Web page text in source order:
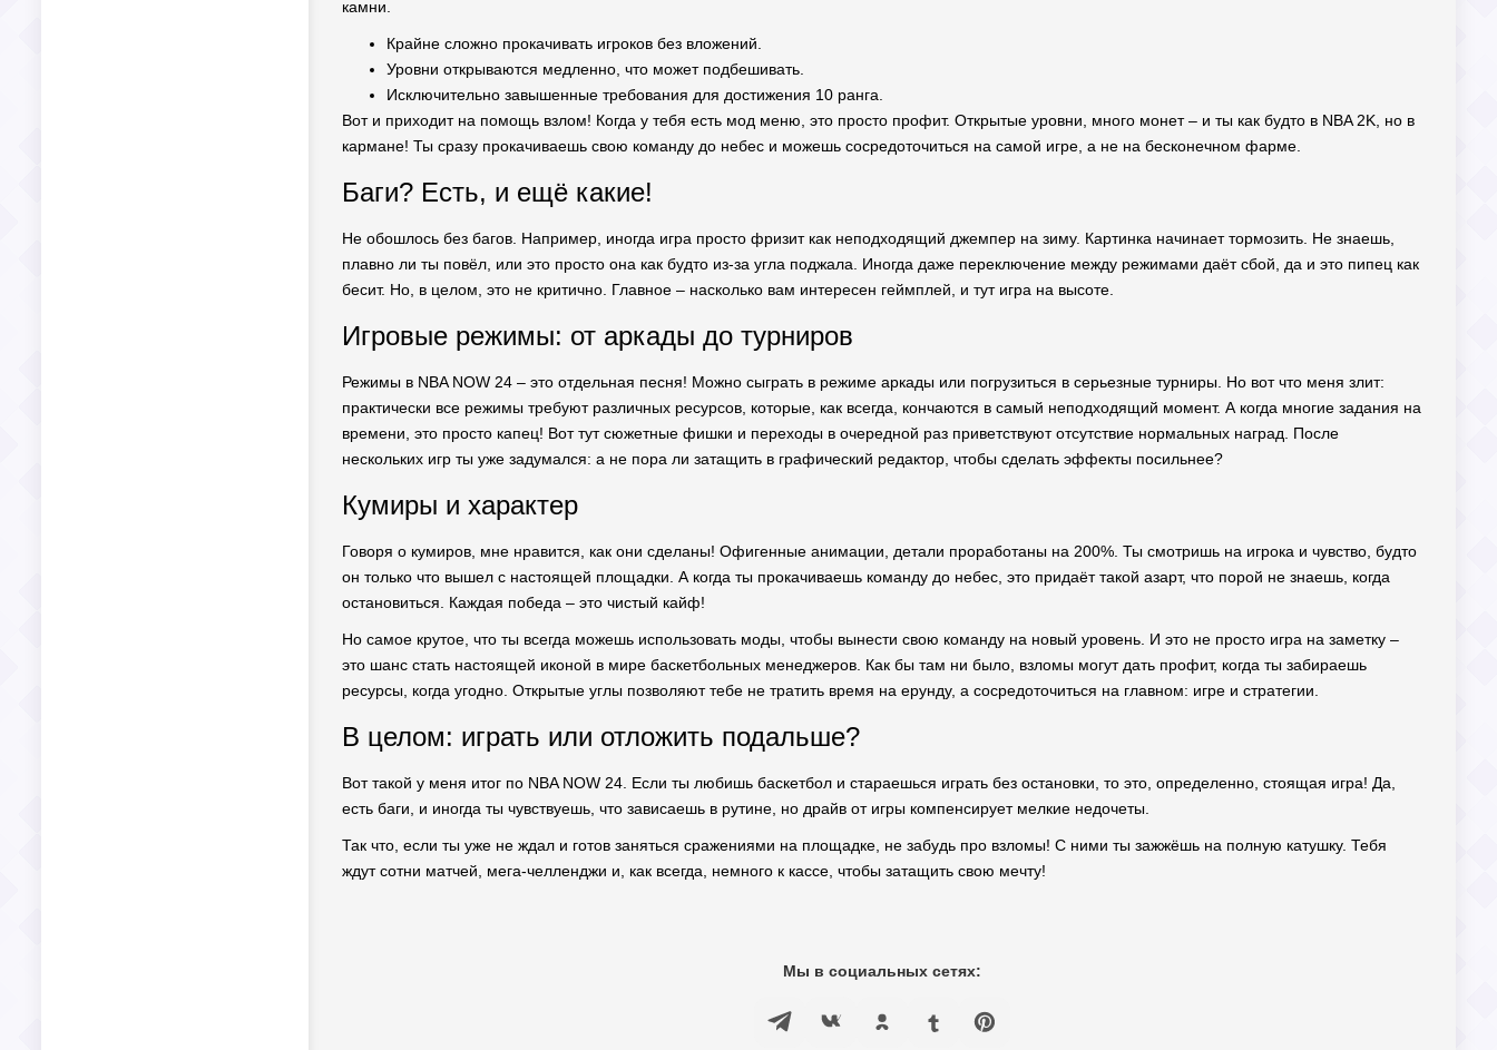
камни.
Крайне сложно прокачивать игроков без вложений.
Уровни открываются медленно, что может подбешивать.
Исключительно завышенные требования для достижения 10 ранга.
Вот и приходит на помощь взлом! Когда у тебя есть мод меню, это просто профит. Открытые уровни, много монет – и ты как будто в NBA 2K, но в
кармане! Ты сразу прокачиваешь свою команду до небес и можешь сосредоточиться на самой игре, а не на бесконечном фарме.
Баги? Есть, и ещё какие!
Не обошлось без багов. Например, иногда игра просто фризит как неподходящий джемпер на зиму. Картинка начинает тормозить. Не знаешь,
плавно ли ты повёл, или это просто она как будто из-за угла поджала. Иногда даже переключение между режимами даёт сбой, да и это пипец как
бесит. Но, в целом, это не критично. Главное – насколько вам интересен геймплей, и тут игра на высоте.
Игровые режимы: от аркады до турниров
Режимы в NBA NOW 24 – это отдельная песня! Можно сыграть в режиме аркады или погрузиться в серьезные турниры. Но вот что меня злит:
практически все режимы требуют различных ресурсов, которые, как всегда, кончаются в самый неподходящий момент. А когда многие задания на
времени, это просто капец! Вот тут сюжетные фишки и переходы в очередной раз приветствуют отсутствие нормальных наград. После
нескольких игр ты уже задумался: а не пора ли затащить в графический редактор, чтобы сделать эффекты посильнее?
Кумиры и характер
Говоря о кумиров, мне нравится, как они сделаны! Офигенные анимации, детали проработаны на 200%. Ты смотришь на игрока и чувство, будто
он только что вышел с настоящей площадки. А когда ты прокачиваешь команду до небес, это придаёт такой азарт, что порой не знаешь, когда
остановиться. Каждая победа – это чистый кайф!
Но самое крутое, что ты всегда можешь использовать моды, чтобы вынести свою команду на новый уровень. И это не просто игра на заметку –
это шанс стать настоящей иконой в мире баскетбольных менеджеров. Как бы там ни было, взломы могут дать профит, когда ты забираешь
ресурсы, когда угодно. Открытые углы позволяют тебе не тратить время на ерунду, а сосредоточиться на главном: игре и стратегии.
В целом: играть или отложить подальше?
Вот такой у меня итог по NBA NOW 24. Если ты любишь баскетбол и стараешься играть без остановки, то это, определенно, стоящая игра! Да,
есть баги, и иногда ты чувствуешь, что зависаешь в рутине, но драйв от игры компенсирует мелкие недочеты.
Так что, если ты уже не ждал и готов заняться сражениями на площадке, не забудь про взломы! С ними ты зажжёшь на полную катушку. Тебя
ждут сотни матчей, мега-челленджи и, как всегда, немного к кассе, чтобы затащить свою мечту!
Мы в социальных сетях: